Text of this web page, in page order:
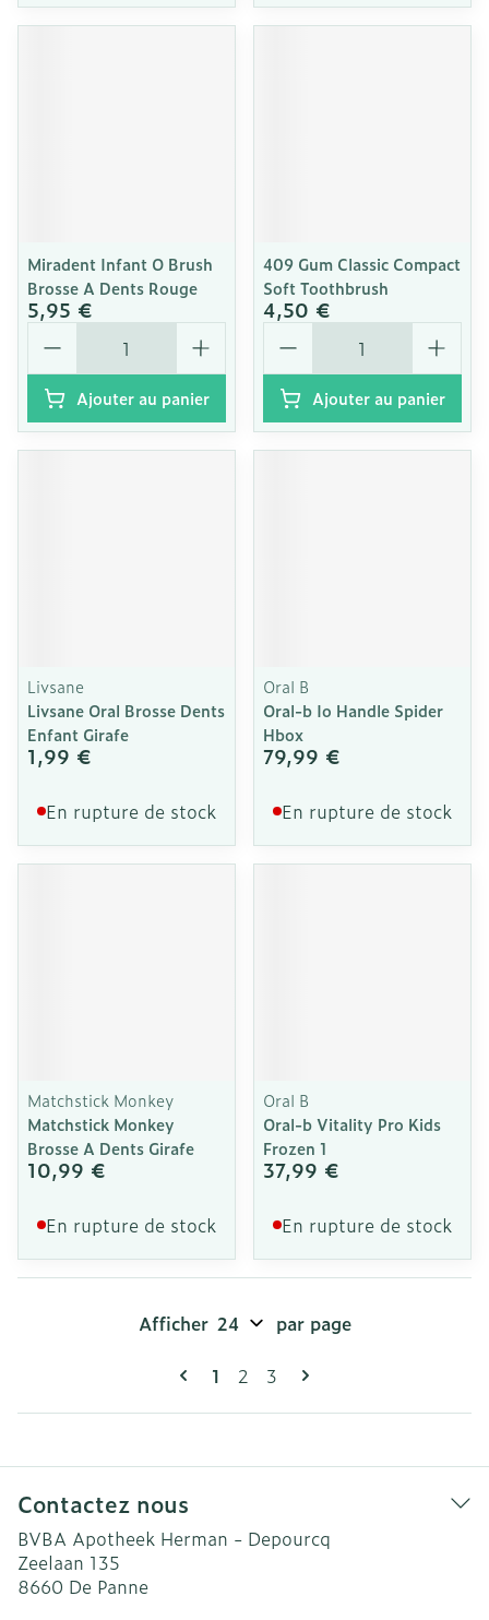
Miradent Infant O Brush
Brosse A Dents Rouge
5,95 €
Quantité
Ajouter au panier
409 Gum Classic Compact
Soft Toothbrush
4,50 €
Quantité
Ajouter au panier
Livsane
Livsane Oral Brosse Dents
Enfant Girafe
1,99 €
En rupture de stock
Oral B
Oral-b Io Handle Spider
Hbox
79,99 €
En rupture de stock
Matchstick Monkey
Matchstick Monkey
Brosse A Dents Girafe
10,99 €
En rupture de stock
Oral B
Oral-b Vitality Pro Kids
Frozen 1
37,99 €
En rupture de stock
Pages
Vous lisez actuellement la page
1 Page
2 Page
3
Afficher par page
Contactez nous
BVBA Apotheek Herman - Depourcq
Zeelaan 135
8660 De Panne